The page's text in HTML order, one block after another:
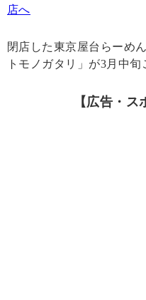
店へ
閉店した東京屋台らーめ
トモノガタリ」が3月中旬
【広告・ス